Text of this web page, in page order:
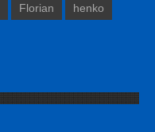
Florian henko